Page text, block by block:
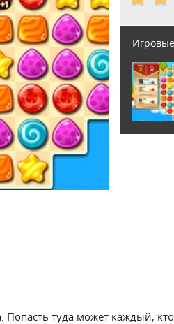
Попасть туда может каждый,